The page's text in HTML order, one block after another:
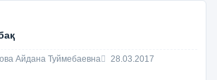
Айдана Туймебаевна 28.03.2017